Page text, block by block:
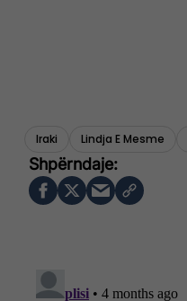
Iraki Lindja E Mesme